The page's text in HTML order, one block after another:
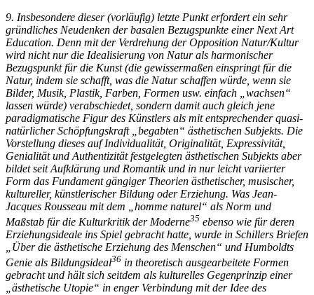
9. Insbesondere dieser (vorläufig) letzte Punkt erfordert ein sehr
gründliches Neudenken der basalen Bezugspunkte einer Next Art
Education. Denn mit der Verdrehung der Opposition Natur/Kultur
wird nicht nur die Idealisierung von Natur als harmonischer
Bezugspunkt für die Kunst (die gewissermaßen einspringt für die
Natur, indem sie schafft, was die Natur schaffen würde, wenn sie
Bilder, Musik, Plastik, Farben, Formen usw. einfach „wachsen“
lassen würde) verabschiedet, sondern damit auch gleich jene
paradigmatische Figur des Künstlers als mit entsprechender quasi-
natürlicher Schöpfungskraft „begabten“ ästhetischen Subjekts. Die
Vorstellung dieses auf Individualität, Originalität, Expressivität,
Genialität und Authentizität festgelegten ästhetischen Subjekts aber
bildet seit Aufklärung und Romantik und in nur leicht variierter
Form das Fundament gängiger Theorien ästhetischer, musischer,
kultureller, künstlerischer Bildung oder Erziehung. Was Jean-
Jacques Rousseau mit dem „homme naturel“ als Norm und
Maßstab für die Kulturkritik der Moderne35 ebenso wie für deren
Erziehungsideale ins Spiel gebracht hatte, wurde in Schillers Briefen
„Über die ästhetische Erziehung des Menschen“ und Humboldts
Genie als Bildungsideal36 in theoretisch ausgearbeitete Formen
gebracht und hält sich seitdem als kulturelles Gegenprinzip einer
„ästhetische Utopie“ in enger Verbindung mit der Idee des